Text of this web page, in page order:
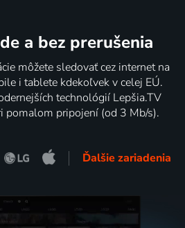
a bez prerušenia
môžete sledovať cez internet na
i tablete kdekoľvek v celej EÚ.
technológií Lepšia.TV
pomalom pripojení (od 3 Mb/s).
Ďalšie zariadenia